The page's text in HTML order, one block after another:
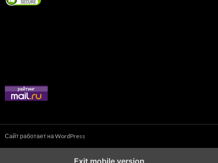
Сайт работает на WordPress